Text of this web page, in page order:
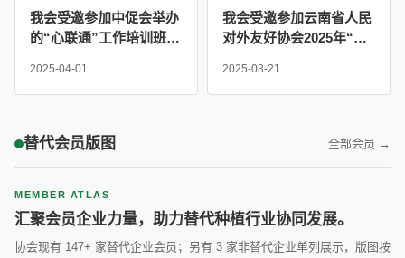
我会受邀参加中促会举办
的“心联通”工作培训班暨
设培训班
2025-04-01
我会受邀参加云南省人民
对外友好协会2025年“心
2025-03-21
替代会员版图 全部会员 →
MEMBER ATLAS
汇聚会员企业力量，助力替代种植行业协同发展。
协会现有 147+ 家替代企业会员；另有 3 家非替代企业单列展示，版图按